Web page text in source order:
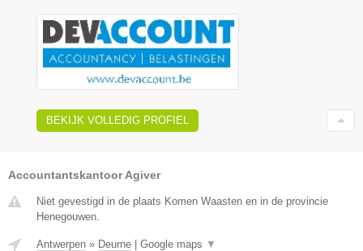
BEKIJK VOLLEDIG PROFIEL
Accountantskantoor Agiver
Niet gevestigd in de plaats Komen Waasten en in de provincie
Henegouwen.
Antwerpen » Deurne Google maps ▼